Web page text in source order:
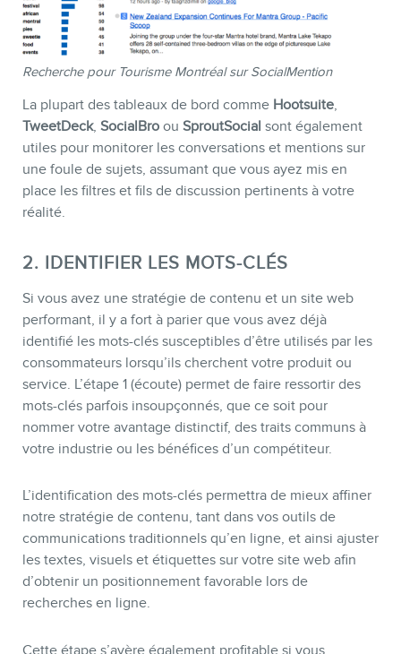
MEMBRES
INFOLETTRE
Recherche pour Tourisme Montréal sur SocialMention
La plupart des tableaux de bord comme Hootsuite
TweetDeck, SocialBro ou SproutSocial sont également
utiles pour monitorer les conversations et mentions sur
une foule de sujets, assumant que vous ayez mis en
place les filtres et fils de discussion pertinents à votre
réalité.
2. IDENTIFIER LES MOTS-CLÉS
Si vous avez une stratégie de contenu et un site web
performant, il y a fort à parier que vous avez déjà
identifié les mots-clés susceptibles d’être utilisés par les
consommateurs lorsqu’ils cherchent votre produit ou
service. L’étape 1 (écoute) permet de faire ressortir des
mots-clés parfois insoupçonnés, que ce soit pour
nommer votre avantage distinctif, des traits communs à
votre industrie ou les bénéfices d’un compétiteur.
L’identification des mots-clés permettra de mieux affiner
notre stratégie de contenu, tant dans vos outils de
communications traditionnels qu’en ligne, et ainsi ajuster
les textes, visuels et étiquettes sur votre site web afin
d’obtenir un positionnement favorable lors de
recherches en ligne.
Cette étape s’avère également profitable si vous